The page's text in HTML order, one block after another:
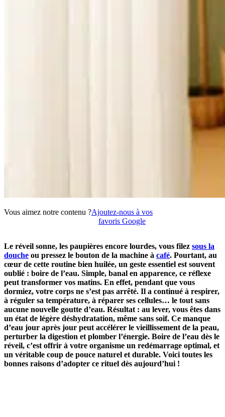
Vous aimez notre contenu ?Ajoutez-nous à vos
favoris Google
Le réveil sonne, les paupières encore lourdes, vous filez sous la
douche ou pressez le bouton de la machine à café. Pourtant, au
cœur de cette routine bien huilée, un geste essentiel est souvent
oublié : boire de l’eau. Simple, banal en apparence, ce réflexe
peut transformer vos matins. En effet, pendant que vous
dormiez, votre corps ne s’est pas arrêté. Il a continué à respirer,
à réguler sa température, à réparer ses cellules… le tout sans
aucune nouvelle goutte d’eau. Résultat : au lever, vous êtes dans
un état de légère déshydratation, même sans soif. Ce manque
d’eau jour après jour peut accélérer le vieillissement de la peau,
perturber la digestion et plomber l’énergie. Boire de l’eau dès le
réveil, c’est offrir à votre organisme un redémarrage optimal, et
un véritable coup de pouce naturel et durable. Voici toutes les
bonnes raisons d’adopter ce rituel dès aujourd’hui !